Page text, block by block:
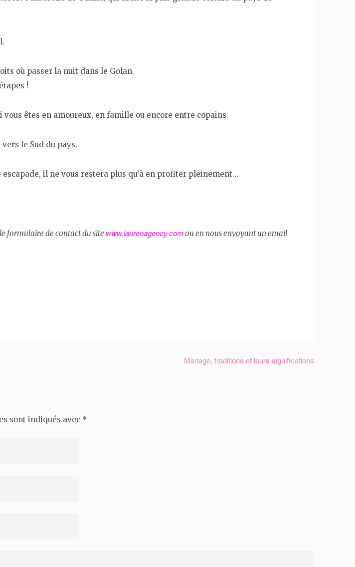
où passer la nuit dans le Golan.
!
êtes en amoureux, en famille ou encore entre copains.
le Sud du pays.
il ne vous restera plus qu’à en profiter pleinement…
formulaire de contact du site www.laurenagency.com ou en nous envoyant un email
Mariage, traditions et leurs significations
sont indiqués avec *